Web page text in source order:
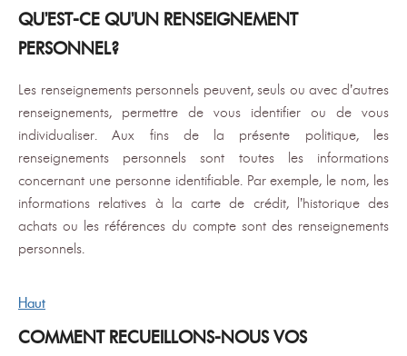
QU’EST-CE QU’UN RENSEIGNEMENT
PERSONNEL?
Les renseignements personnels peuvent, seuls ou avec d’autres
renseignements, permettre de vous identifier ou de vous
individualiser. Aux fins de la présente politique, les
renseignements personnels sont toutes les informations
concernant une personne identifiable. Par exemple, le nom, les
informations relatives à la carte de crédit, l’historique des
achats ou les références du compte sont des renseignements
personnels.
Haut
COMMENT RECUEILLONS-NOUS VOS